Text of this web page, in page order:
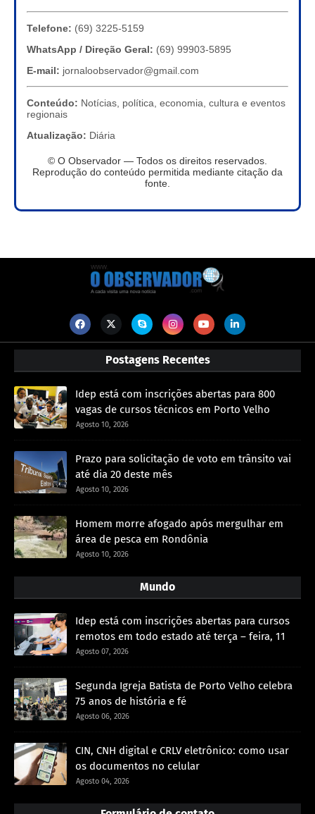
Telefone: (69) 3225-5159
WhatsApp / Direção Geral: (69) 99903-5895
E-mail: jornaloobservador@gmail.com
Conteúdo: Notícias, política, economia, cultura e eventos
regionais
Atualização: Diária
© O Observador — Todos os direitos reservados.
Reprodução do conteúdo permitida mediante citação da
fonte.
Postagens Recentes
Idep está com inscrições abertas para 800
vagas de cursos técnicos em Porto Velho
Agosto 10, 2026
Prazo para solicitação de voto em trânsito vai
até dia 20 deste mês
Agosto 10, 2026
Homem morre afogado após mergulhar em
área de pesca em Rondônia
Agosto 10, 2026
Mundo
Idep está com inscrições abertas para cursos
remotos em todo estado até terça – feira, 11
Agosto 07, 2026
Segunda Igreja Batista de Porto Velho celebra
75 anos de história e fé
Agosto 06, 2026
CIN, CNH digital e CRLV eletrônico: como usar
os documentos no celular
Agosto 04, 2026